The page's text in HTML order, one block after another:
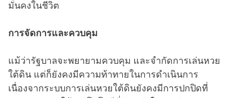
มั่นคงในชีวิต
การจัดการและควบคุม
แม้ว่ารัฐบาลจะพยายามควบคุม และจำกัดการเล่นหวย
ใต้ดิน แต่ก็ยังคงมีความท้าทายในการดำเนินการ
เนื่องจากระบบการเล่นหวยใต้ดินยังคงมีการปกปิดที่